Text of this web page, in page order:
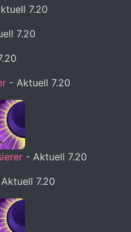
7.20
7.20
- Aktuell 7.20
- Aktuell 7.20
7.20